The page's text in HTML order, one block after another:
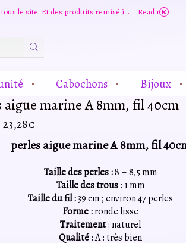
Grande promotion d'été -20% sur tous le site. Et des produits remisé indépendamment Read more
Cabochons Bijoux
aigue marine A 8mm, fil 40cm
Le
initial
23,28€
prix
actuel
est :
23,28€.
perles aigue marine A 8mm, fil
Taille des perles :8 – 8,5 mm
Taille des trous: 1 mm
Taille du fil :39 cm ; environ 47 perles
Forme :ronde lisse
Traitement: naturel
Qualité: A : très bien